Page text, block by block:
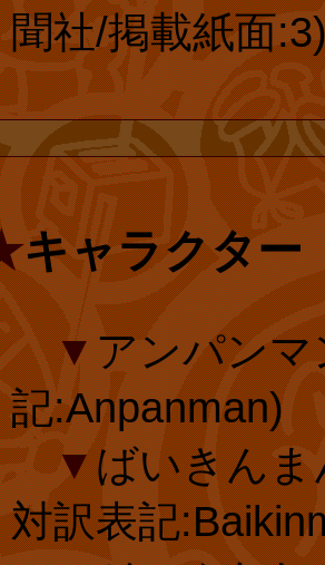
されている『
ぱんまん』の
ィシャルショ
般の書店での
たします!
■『しょ
ダーメルヘ
絵=やなせ
復刊ドットコ
れている『とべ
話単行本化にご
amazon.com.jp
投票有効期
聞社/掲載紙面
キャラクター
▼アンパンマ
記:Anpanman)
▼ばいきん
対訳表記